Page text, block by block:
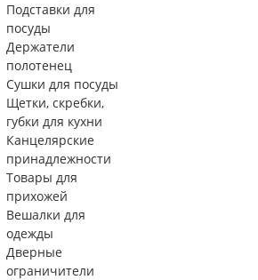
Подставки для
посуды
Держатели
полотенец
Сушки для посуды
Щетки, скребки,
губки для кухни
Канцелярские
принадлежности
Товары для
прихожей
Вешалки для
одежды
Дверные
ограничители